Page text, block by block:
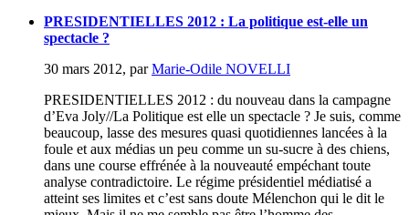
PRESIDENTIELLES 2012 : La politique est-elle un
spectacle ?
30 mars 2012, parMarie-Odile NOVELLI
PRESIDENTIELLES 2012 : du nouveau dans la campagne
d’Eva Joly//La Politique est elle un spectacle ? Je suis, comme
beaucoup, lasse des mesures quasi quotidiennes lancées à la
foule et aux médias un peu comme un su-sucre à des chiens,
dans une course effrénée à la nouveauté empéchant toute
analyse contradictoire. Le régime présidentiel médiatisé a
atteint ses limites et c’est sans doute Mélenchon qui le dit le